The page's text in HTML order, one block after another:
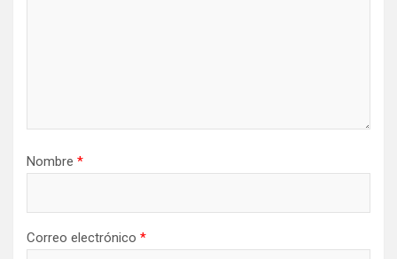
Nombre *
Correo electrónico *